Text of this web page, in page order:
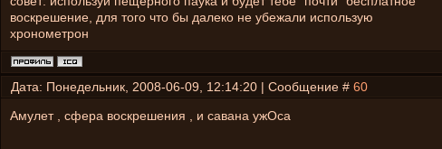
воскрешение, для того что бы далеко не убежали использую
хронометрон
Дата: Понедельник, 2008-06-09, 12:14:20 | Сообщение # 60
Амулет , сфера воскрешения , и савана ужОса